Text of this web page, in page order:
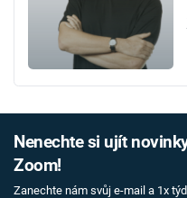
Nenechte si ujít
Zoom!
Zanechte nám svůj e-mail a 1x